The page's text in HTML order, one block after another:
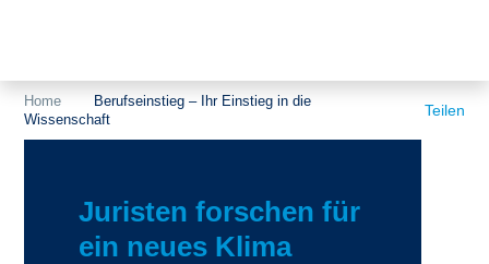
Genehmigungen
Blog
Home
Berufseinstieg – Ihr Einstieg in die
Wissenschaft
Teilen
Juristen forschen für
ein neues Klima